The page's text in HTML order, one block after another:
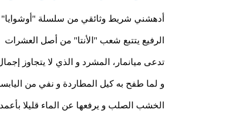
أدهشني شريط وثائقي من سلسلة "أوشوايا"
الرفيع يتتبع شعب "الأنتا" من أصل
تدعى ميانمار، المشرد و الذي لا يتجاوز
و لما طفح به كيل المطاردة و نفي من
الخشب الصلب و يرفعها عن الماء قليلا